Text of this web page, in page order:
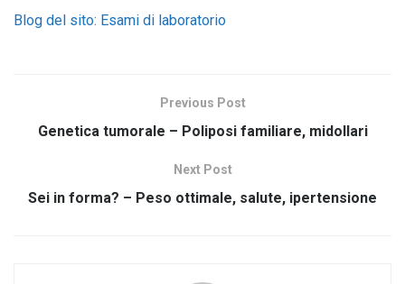
Blog del sito: Esami di laboratorio
Previous Post
Genetica tumorale – Poliposi familiare, midollari
Next Post
Sei in forma? – Peso ottimale, salute, ipertensione